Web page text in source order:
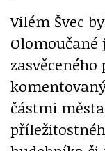
Vilém Švec
částmi